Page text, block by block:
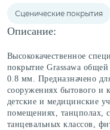
Сценические покрытия
Описание:
Высококачественное
покрытиеGrassawa общей
0.8 мм. Предназначено
сооружениях бытового и
детские и медицинские
помещениях, танцполах,
танцевальных классов,